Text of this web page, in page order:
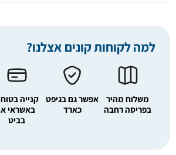
למה לקוחות קונים אצלנו?
משלוח מהיר
בפריסה רחבה
אפשר גם בגיפט
כארד
קנייה בטוחה
באשראי או
בביט